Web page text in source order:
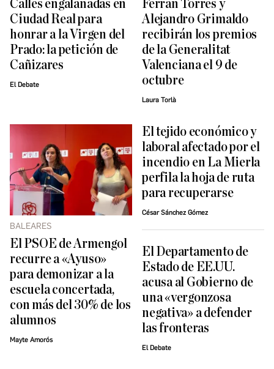
Calles engalanadas en
Ciudad Real para
honrar a la Virgen del
Prado: la petición de
Cañizares
El Debate
Ferran Torres y
Alejandro Grimaldo
recibirán los premios
de la Generalitat
Valenciana el 9 de
octubre
Laura Torlà
BALEARES
El PSOE de Armengol
recurre a «Ayuso»
para demonizar a la
escuela concertada,
con más del 30% de los
alumnos
Mayte Amorós
El tejido económico y
laboral afectado por el
incendio en La Mierla
perfila la hoja de ruta
para recuperarse
César Sánchez Gómez
El Departamento de
Estado de EE.UU.
acusa al Gobierno de
una «vergonzosa
negativa» a defender
las fronteras
El Debate